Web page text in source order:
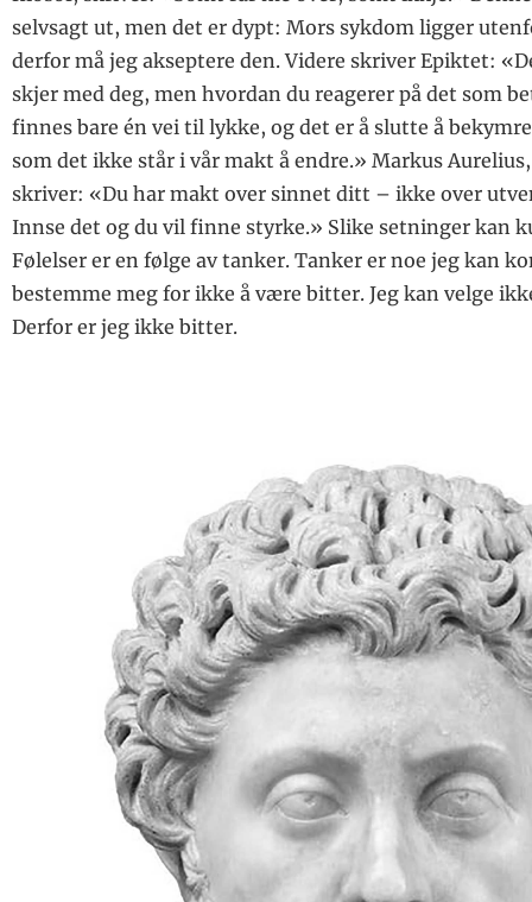
selvsagt ut, men det er dypt: Mors sykdom ligger
derfor må jeg akseptere den. Videre skriver Epiktet:
skjer med deg, men hvordan du reagerer på det som
finnes bare én vei til lykke, og det er å slutte å
som det ikke står i vår makt å endre.» Markus
skriver: «Du har makt over sinnet ditt – ikke over
Innse det og du vil finne styrke.» Slike setninger kan
Følelser er en følge av tanker. Tanker er noe jeg kan
bestemme meg for ikke å være bitter. Jeg kan velge
Derfor er jeg ikke bitter.